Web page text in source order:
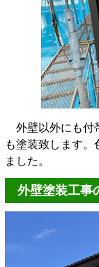
外壁以外にも付
も塗装致します。
ました。
外壁塗装工事